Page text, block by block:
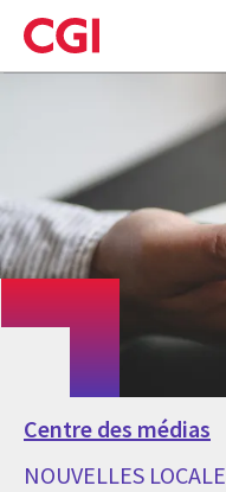
Skip
to
main
Centre des médias
NOUVELLES LOCALE